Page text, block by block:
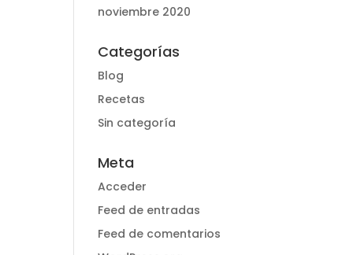
noviembre 2020
Categorías
Blog
Recetas
Sin categoría
Meta
Acceder
Feed de entradas
Feed de comentarios